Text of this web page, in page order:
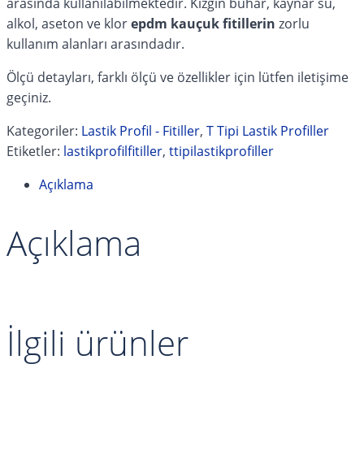
alkol, aseton ve klorepdm kauçuk fitillerin zorlu
kullanım alanları arasındadır.
Ölçü detayları, farklı ölçü ve özellikler için lütfen iletişime
geçiniz.
Kategoriler: Lastik Profil - Fitiller, T Tipi Lastik Profiller
Etiketler: lastikprofilfitiller, ttipilastikprofiller
Açıklama
Açıklama
İlgili ürünler